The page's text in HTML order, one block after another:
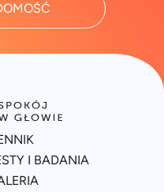
I BADANIA